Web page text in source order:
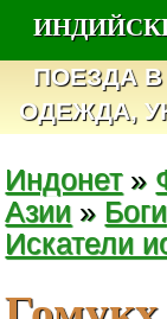
ПОЕЗДА
ОДЕЖДА,
Индонет»
Азии »
Искатели